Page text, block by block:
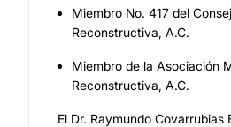
Miembro No. 417 del
Reconstructiva, A.C.
Miembro de la Asociación
Reconstructiva, A.C.
El Dr. Raymundo